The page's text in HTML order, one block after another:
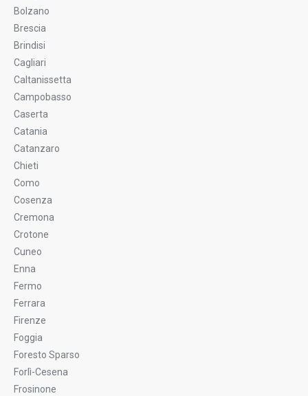
Bolzano
Brescia
Brindisi
Cagliari
Caltanissetta
Campobasso
Caserta
Catania
Catanzaro
Chieti
Como
Cosenza
Cremona
Crotone
Cuneo
Enna
Fermo
Ferrara
Firenze
Foggia
Foresto Sparso
Forlì-Cesena
Frosinone